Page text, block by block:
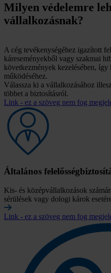
Milyen védelemre
vállalkozásnak?
A cég tevékenységéhez igazított
káreseményekből vagy szakmai
következmények kezelésében,
működéséhez.
Válassza ki a vállalkozásához
többet a biztosításról.
Link - ez a szöveg nem fog
Általános
Kis- és középvállalkozások
sérülések vagy dologi károk
Link - ez a szöveg nem fog